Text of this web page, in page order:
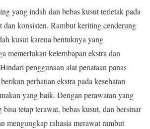
yang indah dan bebas kusut terletak pada
dan konsisten. Rambut keriting cenderung
kusut karena bentuknya yang
memerlukan kelembapan ekstra dan
penggunaan alat penataan panas
perhatian ekstra pada kesehatan
yang baik. Dengan perawatan yang
tetap terawat, bebas kusut, dan bersinar
mengungkap rahasia merawat rambut